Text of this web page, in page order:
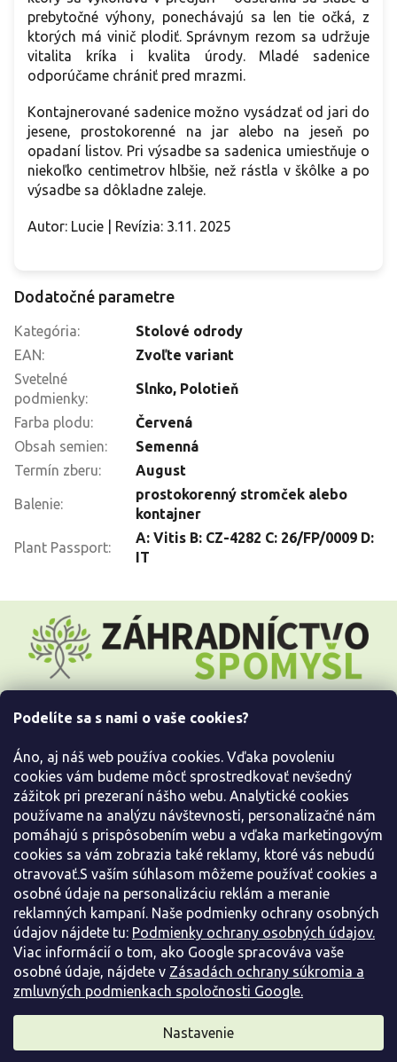
Podelíte sa s nami o vaše cookies?
Áno, aj náš web používa cookies. Vďaka povoleniu
cookies vám budeme môcť sprostredkovať nevšedný
zážitok pri prezeraní nášho webu. Analytické cookies
používame na analýzu návštevnosti, personalizačné nám
pomáhajú s prispôsobením webu a vďaka marketingovým
cookies sa vám zobrazia také reklamy, ktoré vás nebudú
otravovať.S vaším súhlasom môžeme používať cookies a
osobné údaje na personalizáciu reklám a meranie
reklamných kampaní. Naše podmienky ochrany osobných
údajov nájdete tu: Podmienky ochrany osobných údajov.
Viac informácií o tom, ako Google spracováva vaše
osobné údaje, nájdete v Zásadách ochrany súkromia a
zmluvných podmienkach spoločnosti Google.
Nastavenie
prebytočné výhony, ponechávajú sa len tie očká, z
ktorých má vinič plodiť. Správnym rezom sa udržuje
vitalita kríka i kvalita úrody. Mladé sadenice
odporúčame chrániť pred mrazmi.
Kontajnerované sadenice možno vysádzať od jari do
jesene, prostokorenné na jar alebo na jeseň po
opadaní listov. Pri výsadbe sa sadenica umiestňuje o
niekoľko centimetrov hlbšie, než rástla v škôlke a po
výsadbe sa dôkladne zaleje.
Autor: Lucie | Revízia: 3.11. 2025
Dodatočné parametre
Kategória:
Stolové odrody
EAN:
Zvoľte variant
Svetelné
podmienky:
Slnko, Polotieň
Farba plodu:
Červená
Obsah semien:
Semenná
Termín zberu: August
Balenie:
prostokorenný stromček alebo
kontajner
Plant Passport:
A: Vitis B: CZ-4282 C: 26/FP/0009 D:
IT
t
Informácie pre Vás
Kontaktujte nás